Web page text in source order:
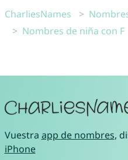
CharliesNames
Nombres de niña con F
Vuestra app de nombres,
iPhone